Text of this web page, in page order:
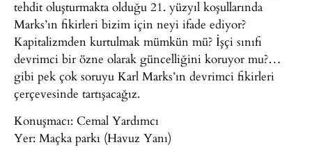
tehdit oluşturmakta olduğu 21. yüzyıl koşullarında
Marks’ın fikirleri bizim için neyi ifade ediyor?
Kapitalizmden kurtulmak mümkün mü? İşçi sınıfı
devrimci bir özne olarak güncelliğini koruyor mu?…
gibi pek çok soruyu Karl Marks’ın devrimci fikirleri
çerçevesinde tartışacağız.
Konuşmacı: Cemal Yardımcı
Yer: Maçka parkı (Havuz Yanı)